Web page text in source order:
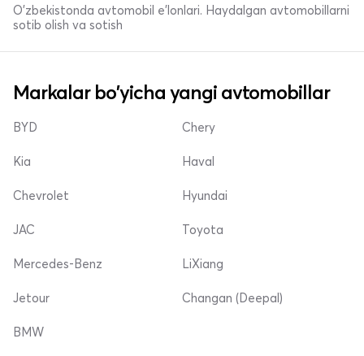
O'zbekistonda avtomobil e’lonlari. Haydalgan avtomobillarni
sotib olish va sotish
Markalar bo'yicha yangi avtomobillar
BYD
Kia
Chevrolet
Chery
Haval
Hyundai
JAC
Mercedes-Benz
Jetour
Toyota
LiXiang
Changan (Deepal)
BMW